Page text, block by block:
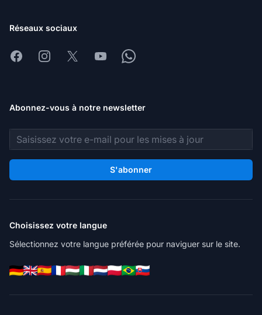
Réseaux sociaux
FacebookInstagram
X YoutubeWhatsapp
Abonnez-vous à notre newsletter
Adresse e-mail
S'abonner
Choisissez votre langue
Sélectionnez votre langue préférée pour naviguer sur le site.